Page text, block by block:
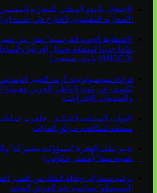
الاحتفال باليوم الوطني للمغاربة
“المغاربة المقيمون بالخارج في خدمة أوراش
“الخطوط الجوية الفرنسية” تعلن عن تعيين
عاماً جديداً لمنطقة شمال إفريقيا
(ANSCO) .(بيان صحفي )
قراءة سوسيولوجية :أزمة العبور
تكشف عن موت التاطير الحزبي وهيمنة
والصفحات الافتراضية
القوات المسلحة الملكية .. جاهزية
منسقة لمكافحة حرائق الغابات
تدبير ملف الهجرة “مسؤولية مشتركة”
نصيبه منها” (مصدر حكومي)
برقية تهنئة إلى جلالة الملك من المدير
“إيسيسكو” بمناسبة عيد العرش المجيد